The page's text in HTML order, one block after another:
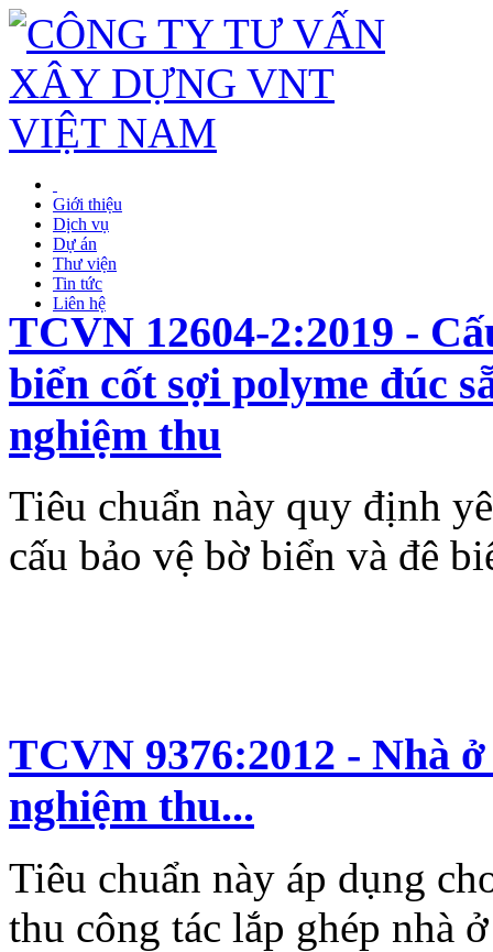
Giới thiệu
Dịch vụ
Dự án
Thư viện
Tin tức
Liên hệ
TCVN 12604-2:2019 -
biển cốt sợi polyme đúc
nghiệm thu
Tiêu chuẩn này quy định
cấu bảo vệ bờ biển và đê
TCVN 9376:2012 - Nhà
nghiệm thu...
Tiêu chuẩn này áp dụng
thu công tác lắp ghép nhà